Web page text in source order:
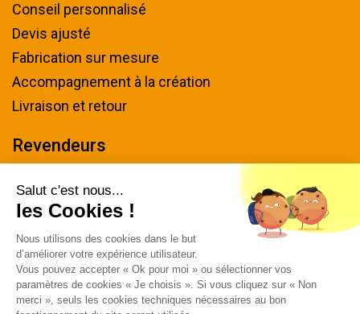
Conseil personnalisé
Devis ajusté
Fabrication sur mesure
Accompagnement à la création
Livraison et retour
Revendeurs
Nous contacter
Tel : 04 94 48 50 57
Écrivez-nous
Horaires & plan d'accès
Salut c'est nous...
les Cookies !
Nous utilisons des cookies dans le but
d’améliorer votre expérience utilisateur.
Vous pouvez accepter « Ok pour moi » ou sélectionner vos
paramètres de cookies « Je choisis ». Si vous cliquez sur « Non
merci », seuls les cookies techniques nécessaires au bon